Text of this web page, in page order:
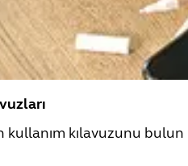
kılavuzunu bulun